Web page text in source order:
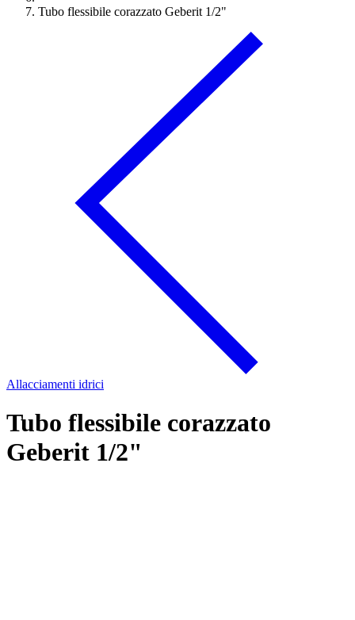
Tubo flessibile corazzato Geberit 1/2"
Allacciamenti idrici
Tubo flessibile corazzato
Geberit 1/2"